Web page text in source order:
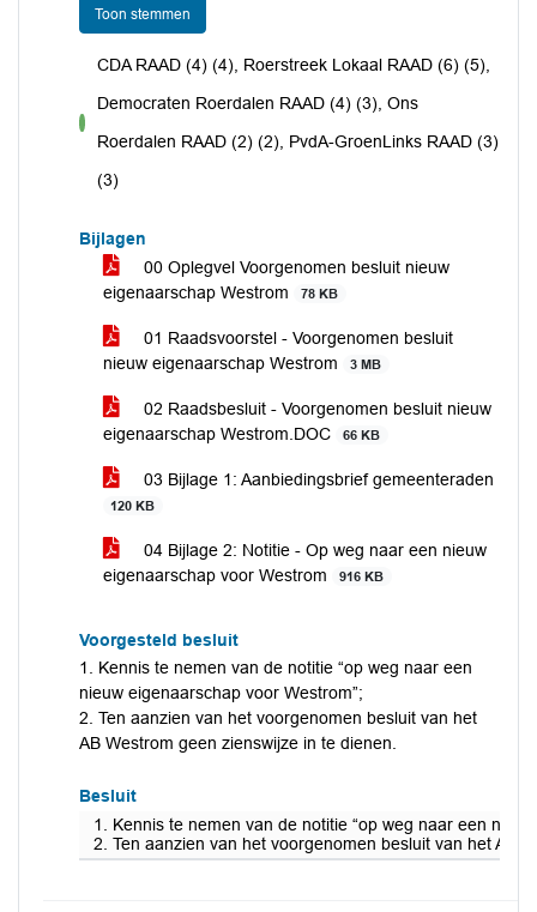
Toon stemmen
voor
CDA RAAD (4) (4), Roerstreek Lokaal RAAD (6) (5),
Democraten Roerdalen RAAD (4) (3), Ons
Roerdalen RAAD (2) (2), PvdA-GroenLinks RAAD (3)
(3)
Bijlagen
00 Oplegvel Voorgenomen besluit nieuw
eigenaarschap Westrom
78 KB
01 Raadsvoorstel - Voorgenomen besluit
nieuw eigenaarschap Westrom
3 MB
02 Raadsbesluit - Voorgenomen besluit nieuw
eigenaarschap Westrom.DOC
66 KB
03 Bijlage 1: Aanbiedingsbrief gemeenteraden
120 KB
04 Bijlage 2: Notitie - Op weg naar een nieuw
eigenaarschap voor Westrom
916 KB
Voorgesteld besluit
1. Kennis te nemen van de notitie “op weg naar een
nieuw eigenaarschap voor Westrom”;
2. Ten aanzien van het voorgenomen besluit van het
AB Westrom geen zienswijze in te dienen.
Besluit
1. Kennis te nemen van de notitie “op weg naar een
2. Ten aanzien van het voorgenomen besluit van het AB